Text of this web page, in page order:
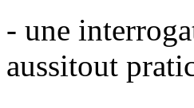
- une
aussitout